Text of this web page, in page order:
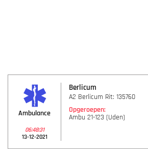
Ambulance
06:48:31
13-12-2021
Berlicum
A2 Berlicum Rit: 135760
Opgeroepen:
Ambu 21-123 (Uden)